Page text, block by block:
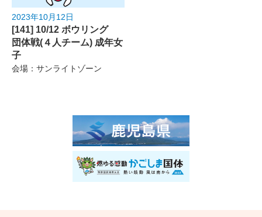
2023年10月12日
[141] 10/12 ボウリング
団体戦(４人チーム) 成年女
子
会場：サンライトゾーン